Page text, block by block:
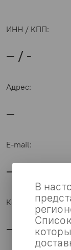
ИНН / КПП:
— / -
Адрес:
—
E-mail:
—
Контактный
—
В